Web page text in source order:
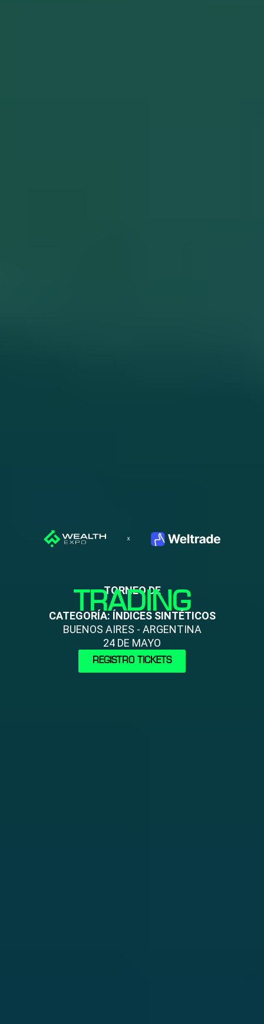
TORNEO DE
TRADING
CATEGORÍA: ÍNDICES SINTÉTICOS
BUENOS AIRES - ARGENTINA
24 DE MAYO
REGISTRO TICKETS